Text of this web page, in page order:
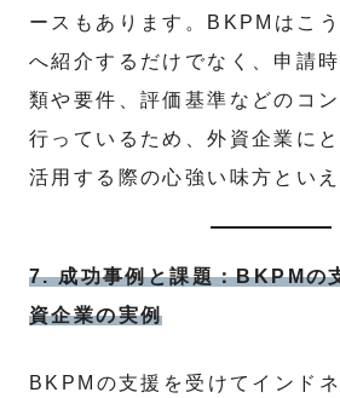
ースもあります。BKPMはこ
へ紹介するだけでなく、申請
類や要件、評価基準などのコ
行っているため、外資企業に
活用する際の心強い味方といえ
7. 成功事例と課題：BKPMの
資企業の実例
BKPMの支援を受けてインド